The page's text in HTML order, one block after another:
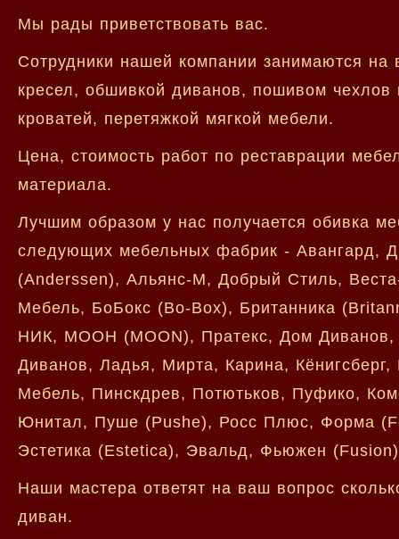
Мы рады приветствовать вас.
Сотрудники нашей компании занимаются на
кресел, обшивкой диванов, пошивом
кроватей, перетяжкой мягкой мебели.
Цена, стоимость работ по реставрации
материала.
Лучшим образом у нас получается обивка
следующих мебельных фабрик - Авангард,
(Anderssen), Альянс-М, Добрый Стиль,
Мебель, БоБокс (Bo-Box), Британника
НИК, МООН (MOON), Пратекс, Дом
Диванов, Ладья, Мирта, Карина,
Мебель, Пинскдрев, Потютьков, Пуфико,
Юнитал, Пуше (Pushe), Росс Плюс, Форма
Эстетика (Estetica), Эвальд, Фьюжен
Наши мастера ответят на ваш вопрос
диван.